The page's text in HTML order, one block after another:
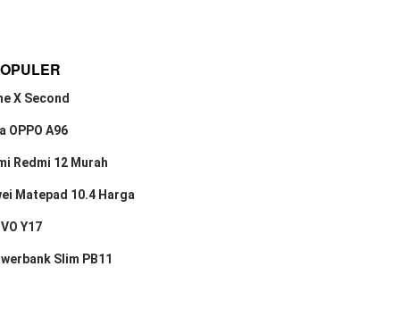
X Second
OPPO A96
Redmi 12 Murah
Matepad 10.4 Harga
Y17
Slim PB11